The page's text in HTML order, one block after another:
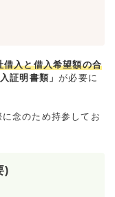
借入と借入希望額の合
入証明書類」が必要に
念のため持参してお
)